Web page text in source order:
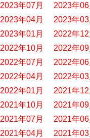
2023年07月
2023年06
2023年04月
2023年03
2023年01月
2022年12
2022年10月
2022年09
2022年07月
2022年06
2022年04月
2022年03
2022年01月
2021年12
2021年10月
2021年09
2021年07月
2021年06
2021年04月
2021年03